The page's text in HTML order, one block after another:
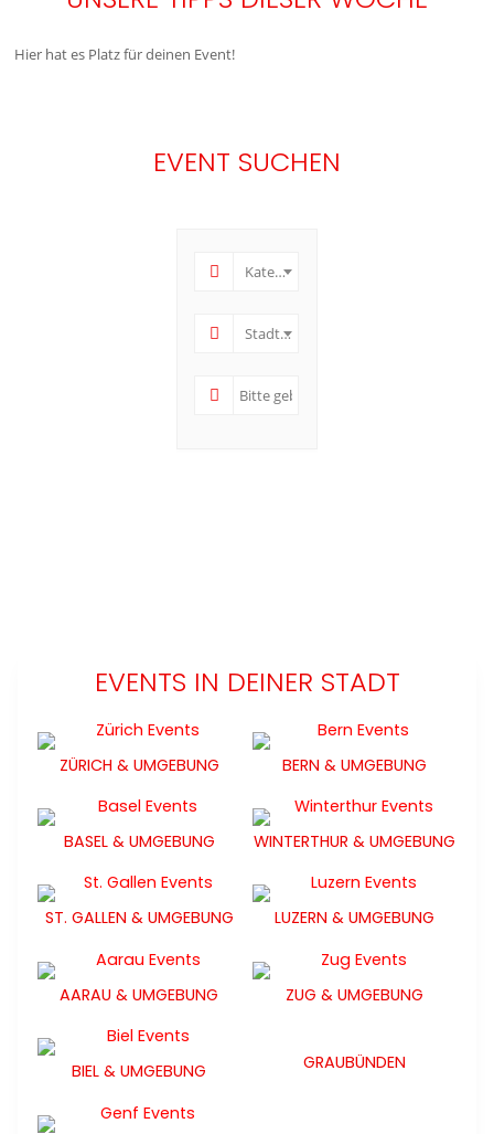
Hier hat es Platz für deinen Event!
EVENT SUCHEN
Kategorie
Stadt und Region
EVENTS IN DEINER STADT
ZÜRICH & UMGEBUNG BERN & UMGEBUNG
BASEL & UMGEBUNG WINTERTHUR & UMGEBUNG
ST. GALLEN & UMGEBUNG LUZERN & UMGEBUNG
AARAU & UMGEBUNG ZUG & UMGEBUNG
BIEL & UMGEBUNG GRAUBÜNDEN